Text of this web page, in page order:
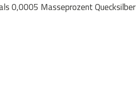
0,0005 Masseprozent Quecksilber